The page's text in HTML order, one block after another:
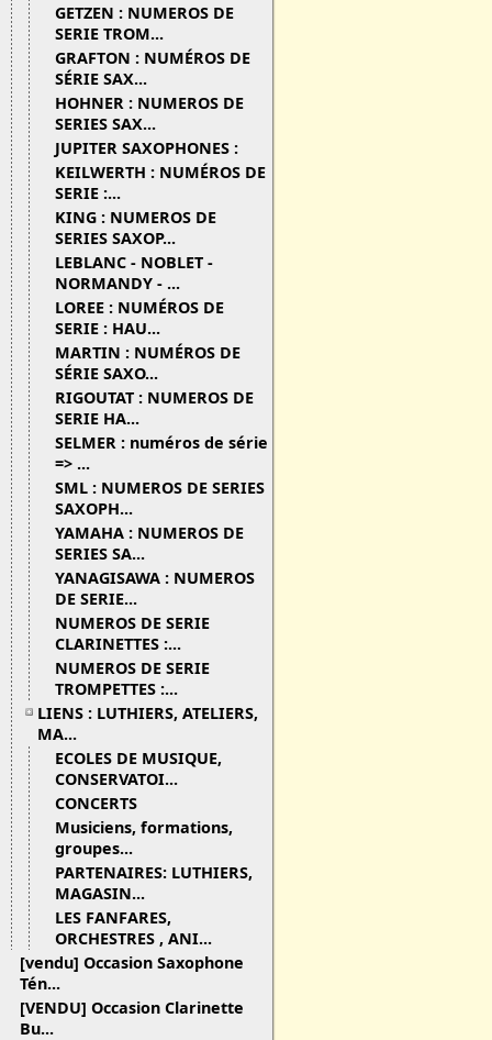
GETZEN : NUMEROS DE
SERIE TROM...
GRAFTON : NUMÉROS DE
SÉRIE SAX...
HOHNER : NUMEROS DE
SERIES SAX...
JUPITER SAXOPHONES :
KEILWERTH : NUMÉROS DE
SERIE :...
KING : NUMEROS DE
SERIES SAXOP...
LEBLANC - NOBLET -
NORMANDY - ...
LOREE : NUMÉROS DE
SERIE : HAU...
MARTIN : NUMÉROS DE
SÉRIE SAXO...
RIGOUTAT : NUMEROS DE
SERIE HA...
SELMER : numéros de série
=> ...
SML : NUMEROS DE SERIES
SAXOPH...
YAMAHA : NUMEROS DE
SERIES SA...
YANAGISAWA : NUMEROS
DE SERIE...
NUMEROS DE SERIE
CLARINETTES :...
NUMEROS DE SERIE
TROMPETTES :...
LIENS : LUTHIERS, ATELIERS,
MA...
ECOLES DE MUSIQUE,
CONSERVATOI...
CONCERTS
Musiciens, formations,
groupes...
PARTENAIRES: LUTHIERS,
MAGASIN...
LES FANFARES,
ORCHESTRES , ANI...
[vendu] Occasion Saxophone
Tén...
[VENDU] Occasion Clarinette
Bu...